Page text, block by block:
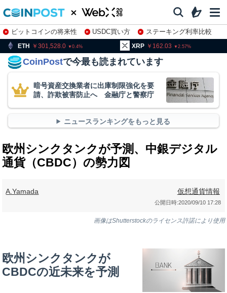
ビットコインの将来性 USDC買い方
ステーキング利率比較
株特集・関連銘柄
0.4 162.03 2.57
CoinPostで今最も読まれています
暗号資産交換業者に出庫制限強化を要
請、詐欺被害防止へ 金融庁と警察庁
ニュースランキングをもっと見る
欧州シンクタンクが予測、中銀デジタル
通貨（CBDC）の勢力図
A.Yamada 仮想通貨情報
公開日時:2020/09/10 17:28
画像はShutterstockのライセンス許諾により使用
欧州シンクタンクが
CBDCの近未来を予測